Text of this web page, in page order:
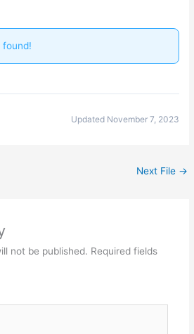
found!
Updated November 7, 2023
Next File →
not be published. Required fields